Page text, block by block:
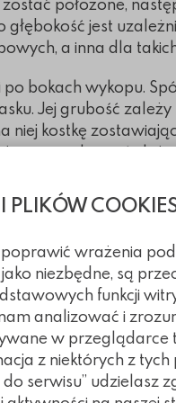
PLIKÓW
wrażenia
niezbędne, są
funkcji
analizować i
w przeglądarce
z niektórych z
serwisu” udzielasz
położone,
jest
a inna dla
bokach wykopu.
Jej grubość
niej kostkę
czy elementy
się ją z
trawy, ale również
zbyt gliniastej,
za szybko
w spoiny, a
Sypiąc
zaoszczędzi się